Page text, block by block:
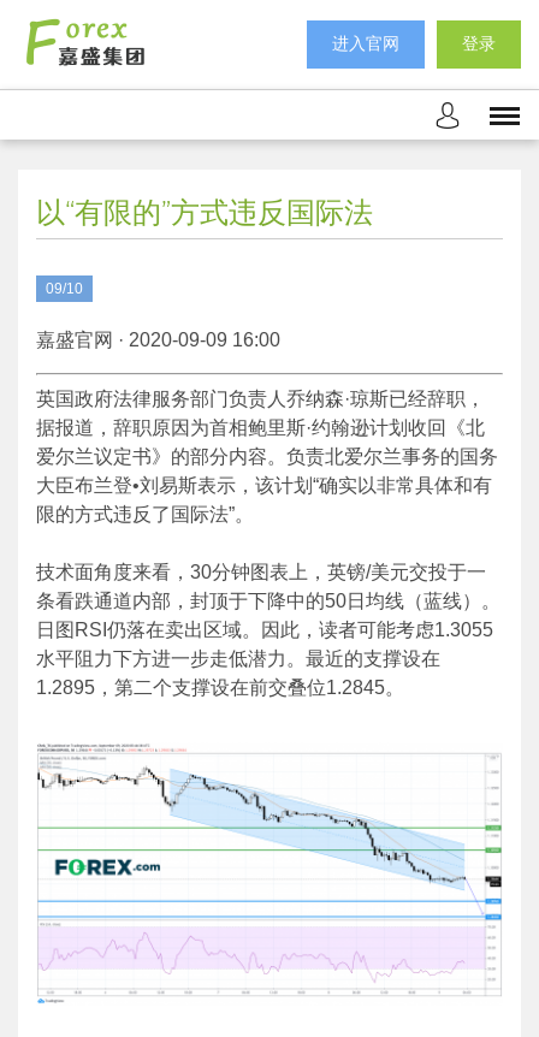
进入官网 登录
以“有限的”方式违反国际法
09/10
嘉盛官网 · 2020-09-09 16:00
英国政府法律服务部门负责人乔纳森·琼斯已经辞职，
据报道，辞职原因为首相鲍里斯·约翰逊计划收回《北
爱尔兰议定书》的部分内容。负责北爱尔兰事务的国务
大臣布兰登•刘易斯表示，该计划“确实以非常具体和有
限的方式违反了国际法”。
技术面角度来看，30分钟图表上，英镑/美元交投于一
条看跌通道内部，封顶于下降中的50日均线（蓝线）。
日图RSI仍落在卖出区域。因此，读者可能考虑1.3055
水平阻力下方进一步走低潜力。最近的支撑设在
1.2895，第二个支撑设在前交叠位1.2845。